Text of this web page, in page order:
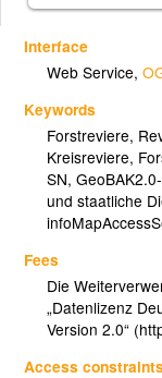
Interface
Web Service,
Keywords
Forstreviere,
Kreisreviere,
SN,
und staatliche
Fees
Die
„Datenlizenz
Version 2.0“
Access